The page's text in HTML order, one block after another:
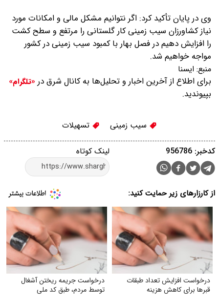
وی در پایان تأکید کرد: اگر نتوانیم مشکل مالی و امکانات مورد
نیاز کشاورزان سیب زمینی کار گلستانی را مرتفع و سطح کشت
را افزایش دهیم در فصل بهار با کمبود سیب زمینی در کشور
مواجه خواهیم شد.
منبع: ايسنا
برای اطلاع از آخرین اخبار و تحلیل‌ها به کانال شرق در «تلگرام»
بپیوندید.
سیب زمینی تسهیلات
لینک کوتاه کدخبر: 956786
از کارزارهای زیر حمایت کنید:
درخواست افزایش تعداد طبقات
قبر‌ها برای کاهش هزینه
درخواست جریمه ریختن آشغال
توسط مردم، طبق کد ملی